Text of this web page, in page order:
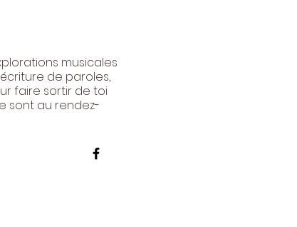
musicales
de paroles,
faire sortir de toi
sont au rendez-